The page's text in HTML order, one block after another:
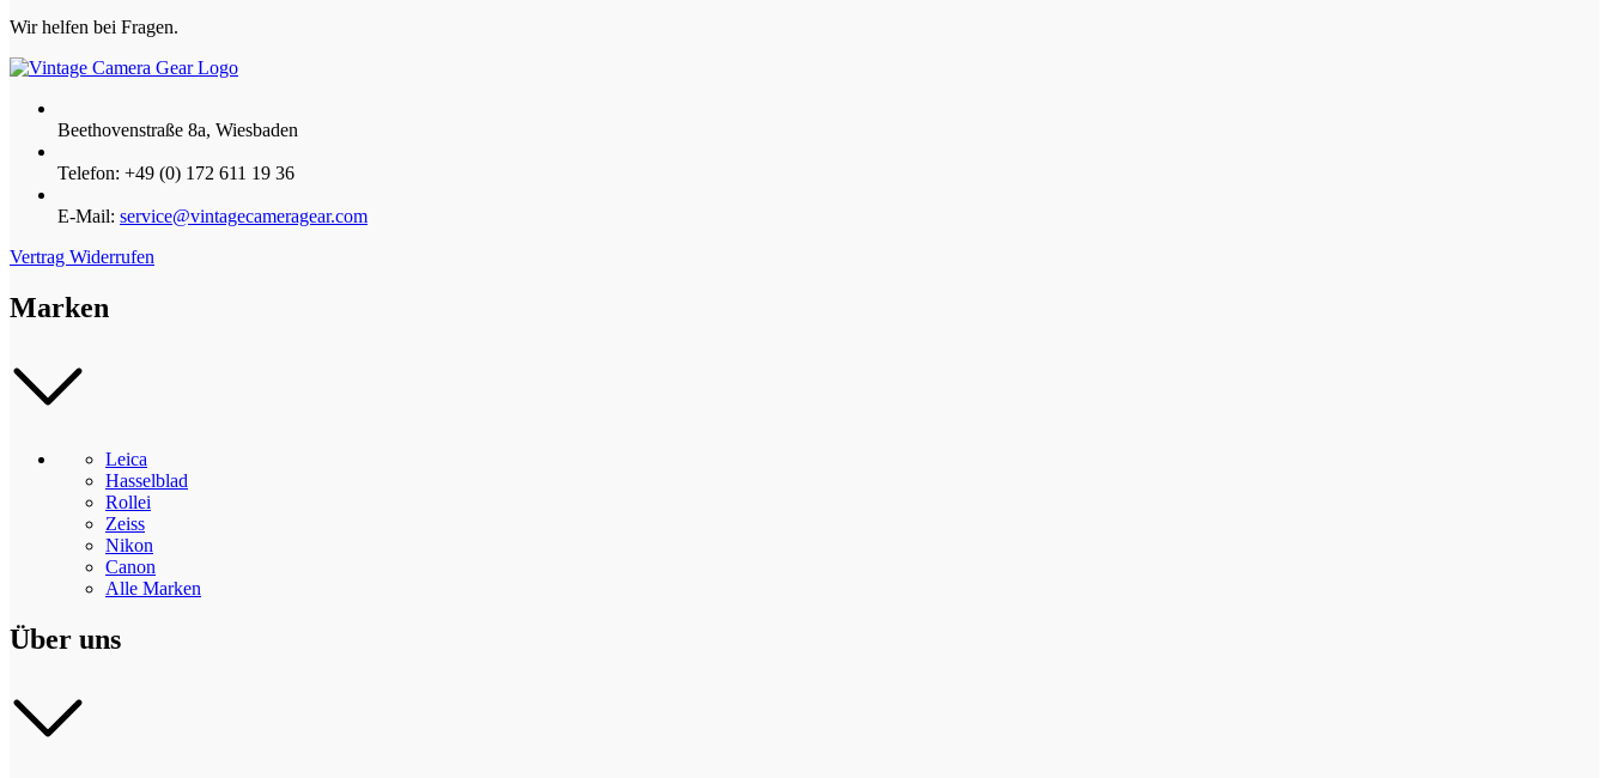
Wir helfen bei Fragen.
Beethovenstraße 8a, Wiesbaden
Telefon: +49 (0) 172 611 19 36
E-Mail: service@vintagecameragear.com
Vertrag Widerrufen
Marken
Leica
Hasselblad
Rollei
Zeiss
Nikon
Canon
Alle Marken
Über uns